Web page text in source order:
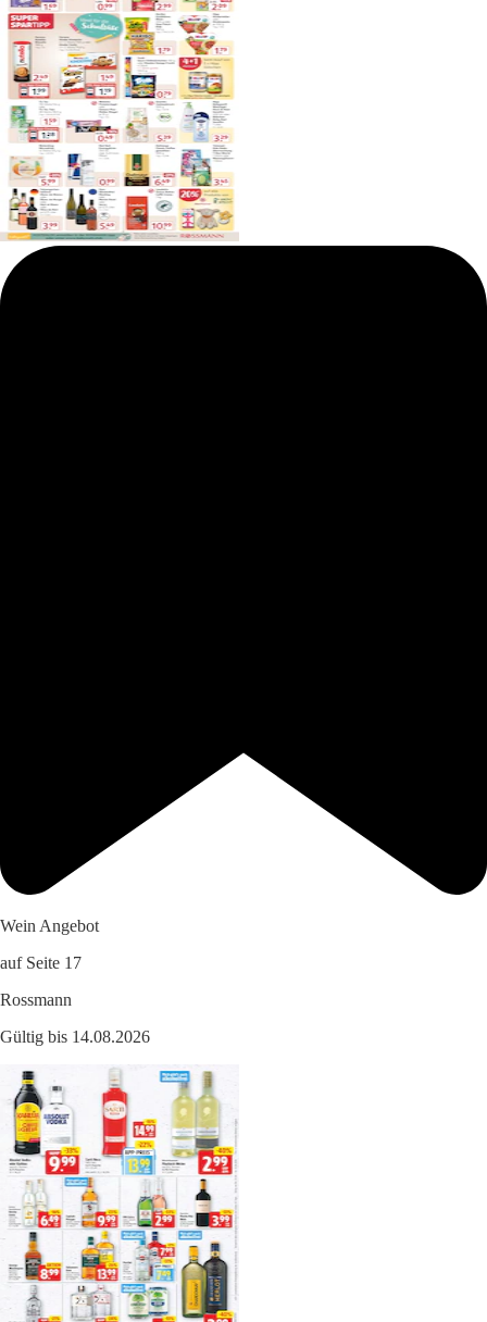
Wein Angebot
auf Seite 17
Rossmann
Gültig bis 14.08.2026